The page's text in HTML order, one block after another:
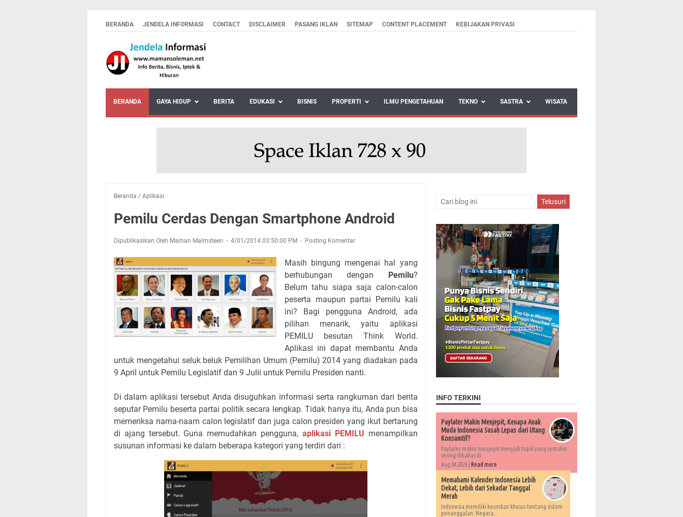
BERANDA JENDELA INFORMASI CONTACT DISCLAIMER PASANG IKLAN SITEMAP CONTENT PLACEMENT KEBIJAKAN PRIVASI
BERANDA GAYA HIDUP BERITA EDUKASI BISNIS PROPERTI ILMU PENGETAHUAN TEKNO SASTRA WISATA
Beranda / Aplikasi
Pemilu Cerdas Dengan Smartphone Android
Dipublikasikan Oleh Maman Malmsteen 4/01/2014 03:50:00 PM Posting Komentar
Masih bingung mengenai hal yang
berhubungan dengan Pemilu?
Belum tahu siapa saja calon-calon
peserta maupun partai Pemilu kali
ini? Bagi pengguna Android, ada
pilihan menarik, yaitu aplikasi
PEMILU besutan Think World.
Aplikasi ini dapat membantu Anda
untuk mengetahui seluk beluk Pemilihan Umum (Pemilu) 2014 yang diadakan pada
9 April untuk Pemilu Legislatif dan 9 Julii untuk Pemilu Presiden nanti.
Di dalam aplikasi tersebut Anda disuguhkan informasi serta rangkuman dari berita
seputar Pemilu beserta partai politik secara lengkap. Tidak hanya itu, Anda pun bisa
memeriksa nama-naam calon legislatif dan juga calon presiden yang ikut bertarung
di ajang tersebut. Guna memudahkan pengguna, aplikasi PEMILU menampilkan
susunan informasi ke dalam beberapa kategori yang terdiri dari :
INFO TERKINI
Paylater Makin Menjepit, Kenapa Anak
Muda Indonesia Susah Lepas dari Utang
Konsumtif?
Paylater makin menjepit menjadi topik yang semakin
sering dibahas di...
Aug 04 2026 | Read more
Memahami Kalender Indonesia Lebih
Dekat, Lebih dari Sekadar Tanggal
Merah
Indonesia memiliki keunikan khusus tentang sistem
penanggalan. Negara...